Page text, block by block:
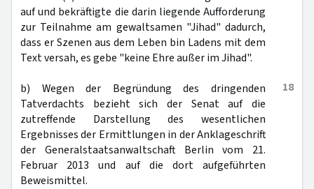
auf und bekräftigte die darin liegende Aufforderung
zur Teilnahme am gewaltsamen "Jihad" dadurch,
dass er Szenen aus dem Leben bin Ladens mit dem
Text versah, es gebe "keine Ehre außer im Jihad".
18
b) Wegen der Begründung des dringenden
Tatverdachts bezieht sich der Senat auf die
zutreffende Darstellung des wesentlichen
Ergebnisses der Ermittlungen in der Anklageschrift
der Generalstaatsanwaltschaft Berlin vom 21.
Februar 2013 und auf die dort aufgeführten
Beweismittel.